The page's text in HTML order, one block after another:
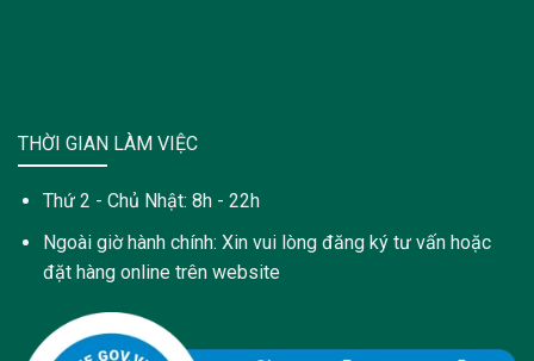
THỜI GIAN LÀM VIỆC
Thứ 2 - Chủ Nhật: 8h - 22h
Ngoài giờ hành chính: Xin vui lòng đăng ký tư vấn hoặc
đặt hàng online trên website